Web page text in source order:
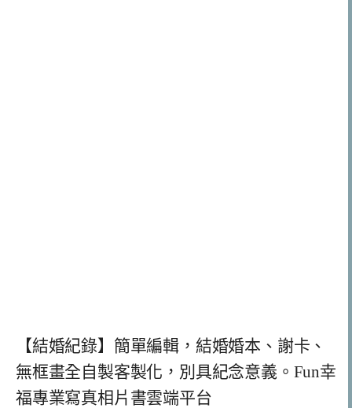
【結婚紀錄】簡單編輯，結婚婚本、謝卡、
無框畫全自製客製化，別具紀念意義。Fun幸
福專業寫真相片書雲端平台